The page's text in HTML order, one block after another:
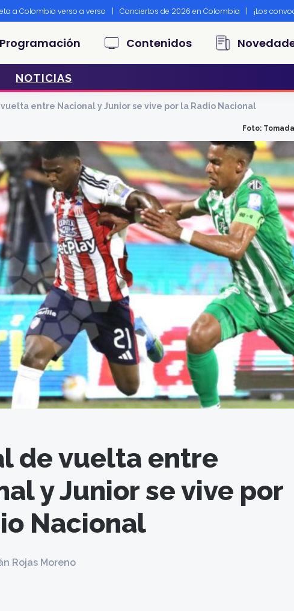
a Colombia verso a verso | Conciertos de 2026 en Colombia | ¡Los
principal
Programación Contenidos
NOTICIAS
vuelta entre Nacional y Junior se vive por la Radio Nacional
Foto:
de vuelta entre
y Junior se vive por
Nacional
Rojas Moreno